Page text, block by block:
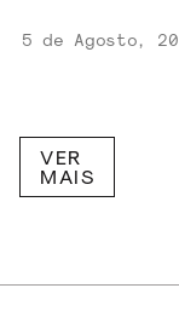
5 de Agosto,
VER
MAIS